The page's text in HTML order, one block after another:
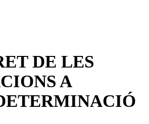
DE LES
A